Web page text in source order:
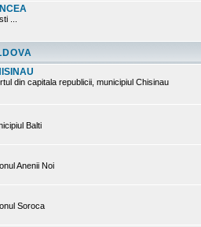
...
din capitala republicii, municipiul Chisinau
Balti
Anenii Noi
Soroca